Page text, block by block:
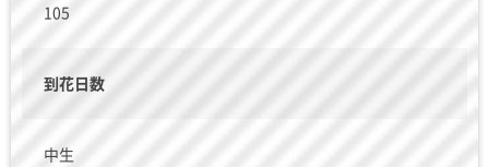
105
到花日数
中生